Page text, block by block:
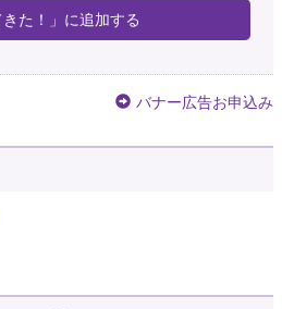
きた！」に追加する
バナー広告お申込み